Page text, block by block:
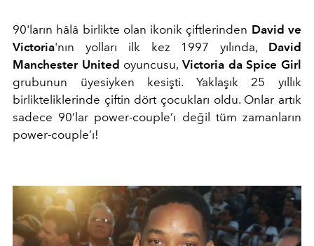
90'ların hâlâ birlikte olan ikonik çiftlerinden David ve
Victoria'nın yolları ilk kez 1997 yılında, David
Manchester United oyuncusu,Victoria da Spice Girl
grubunun üyesiyken kesişti. Yaklaşık 25 yıllık
birlikteliklerinde çiftin dört çocukları oldu. Onlar artık
sadece 90’lar power-couple’ı değil tüm zamanların
power-couple’ı!